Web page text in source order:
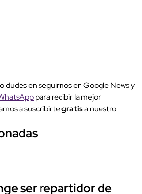
dudes en seguirnos en Google News y
para recibir la mejor
a suscribirtegratisa nuestro
ser repartidor de